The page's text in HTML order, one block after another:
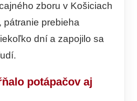
zboru v Košiciach
pátranie prebieha
dní a zapojilo sa
potápačov aj